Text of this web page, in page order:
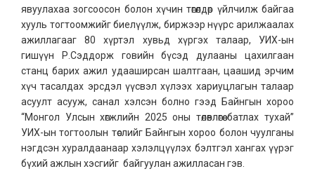
явуулахаа зогсоосон болон хүчин төгөлдөр үйлчилж байгаа
хууль тогтоомжийг биелүүлж, биржээр нүүрс арилжаалах
ажиллагааг 80 хүртэл хувьд хүргэх талаар, УИХ-ын
гишүүн Р.Сэддорж говийн бүсэд дулааны цахилгаан
станц барих ажил удааширсан шалтгаан, цаашид эрчим
хүч тасалдах эрсдэл үүсвэл хүлээх хариуцлагын талаар
асуулт асууж, санал хэлсэн болно гээд Байнгын хороо
“Монгол Улсын хөгжлийн 2025 оны төлөвлөгөө батлах тухай”
УИХ-ын тогтоолын төслийг Байнгын хороо болон чуулганы
нэгдсэн хуралдаанаар хэлэлцүүлэх бэлтгэл хангах үүрэг
бүхий ажлын хэсгийг байгуулан ажилласан гэв.